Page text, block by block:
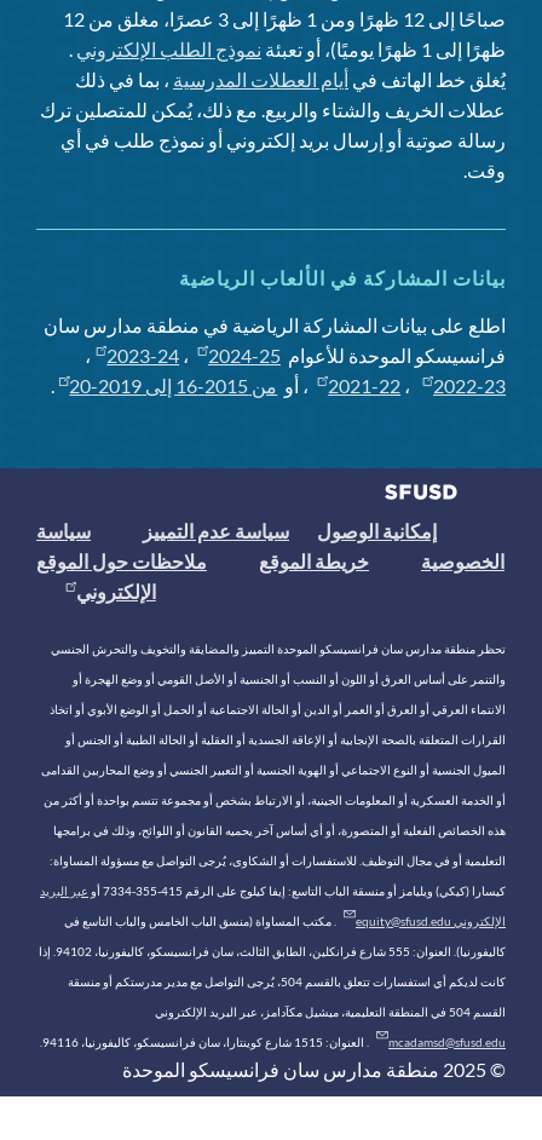
صباحًا إلى 12 ظهرًا ومن 1 ظهرًا إلى 3 عصرًا، مغلق من 12
ظهرًا إلى 1 ظهرًا يوميًا)، أو تعبئة
نموذج الطلب الإلكتروني
يُغلق خط الهاتف في أيام العطلات المدرسية ، بما في ذلك
عطلات الخريف والشتاء والربيع. مع ذلك، يُمكن للمتصلين ترك
رسالة صوتية أو إرسال بريد إلكتروني أو نموذج طلب في أي
وقت.
بيانات المشاركة في الألعاب الرياضية
اطلع على بيانات المشاركة الرياضية في منطقة مدارس سان
فرانسيسكو الموحدة للأعوام 2024-25 ، 2023-24
،
2022-23
، 2021-22 ، أو من 2015-16 إلى 2019-20
إمكانية الوصول سياسة عدم التمييز
سياسة
الخصوصية
خريطة الموقع
ملاحظات حول الموقع
الإلكتروني
تحظر منطقة مدارس سان فرانسيسكو الموحدة التمييز والمضايقة والتخويف والتحرش الجنسي
والتنمر على أساس العرق أو اللون أو النسب أو الجنسية أو الأصل القومي أو وضع الهجرة أو
الانتماء العرقي أو العرق أو العمر أو الدين أو الحالة الاجتماعية أو الحمل أو الوضع الأبوي أو اتخاذ
القرارات المتعلقة بالصحة الإنجابية أو الإعاقة الجسدية أو العقلية أو الحالة الطبية أو الجنس أو
الميول الجنسية أو النوع الاجتماعي أو الهوية الجنسية أو التعبير الجنسي أو وضع المحاربين القدامى
أو الخدمة العسكرية أو المعلومات الجينية، أو الارتباط بشخص أو مجموعة تتسم بواحدة أو أكثر من
هذه الخصائص الفعلية أو المتصورة، أو أي أساس آخر يحميه القانون أو اللوائح، وذلك في برامجها
التعليمية أو في مجال التوظيف. للاستفسارات أو الشكاوى، يُرجى التواصل مع مسؤولة المساواة:
كيسارا (كيكي) ويليامز أو منسقة الباب التاسع: إيفا كيلوج على الرقم 415-355-7334 أو عبر البريد
الإلكتروني equity@sfusd.edu . مكتب المساواة (منسق الباب الخامس والباب التاسع في
كاليفورنيا). العنوان: 555 شارع فرانكلين، الطابق الثالث، سان فرانسيسكو، كاليفورنيا، 94102. إذا
كانت لديكم أي استفسارات تتعلق بالقسم 504، يُرجى التواصل مع مدير مدرستكم أو منسقة
القسم 504 في المنطقة التعليمية، ميشيل مكآدامز، عبر البريد الإلكتروني
mcadamsd@sfusd.edu . العنوان: 1515 شارع كوينتارا، سان فرانسيسكو، كاليفورنيا، 94116.
© 2025 منطقة مدارس سان فرانسيسكو الموحدة